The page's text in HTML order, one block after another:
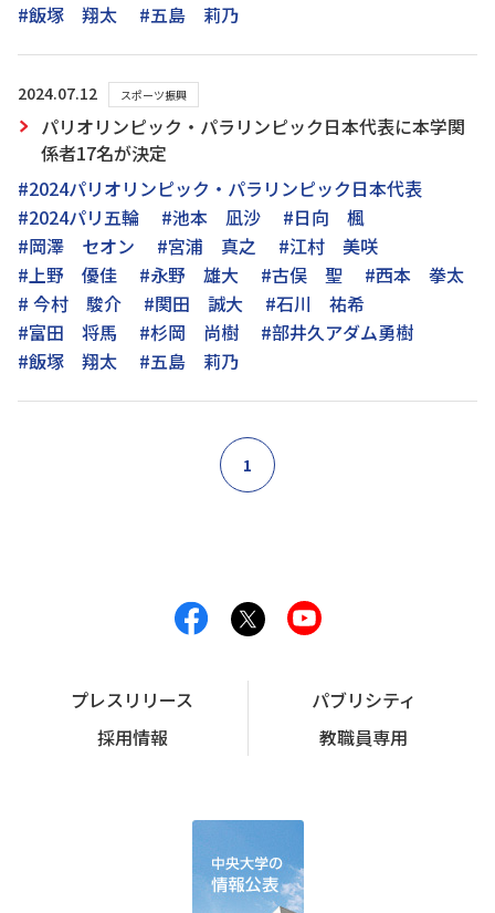
#飯塚 翔太
#五島 莉乃
2024.07.12 スポーツ振興
パリオリンピック・パラリンピック日本代表に本学関
係者17名が決定
#2024パリオリンピック・パラリンピック日本代表
#2024パリ五輪
#池本 凪沙
#日向 楓
#岡澤 セオン
#宮浦 真之
#江村 美咲
#上野 優佳
#永野 雄大 #古俣 聖
#西本 拳太
# 今村 駿介
#関田 誠大
#石川 祐希
#富田 将馬
#杉岡 尚樹
#部井久アダム勇樹
#飯塚 翔太
#五島 莉乃
1
プレスリリース
パブリシティ
採用情報
教職員専用